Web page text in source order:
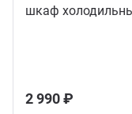
шкаф
2 990 ₽